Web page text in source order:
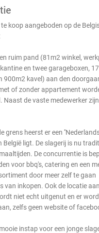
koop aangeboden op de
ruim pand (81m2 winkel,
en twee garageboxen,
900m2 kavel) aan den
of zonder appartement
Naast de vaste medewerker
grens heerst er een
ligt. De slagerij is nu
De concurrentie is
voor bbq's, catering en een
door meer zelf te gaan
van inkopen. Ook de locatie
niet echt uitgenut en er
zelfs geen website of
instap voor een jonge